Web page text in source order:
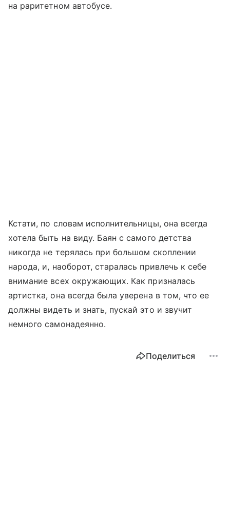
на раритетном автобусе.
Кстати, по словам исполнительницы, она всегда
хотела быть на виду. Баян с самого детства
никогда не терялась при большом скоплении
народа, и, наоборот, старалась привлечь к себе
внимание всех окружающих. Как призналась
артистка, она всегда была уверена в том, что ее
должны видеть и знать, пускай это и звучит
немного самонадеянно.
Поделиться